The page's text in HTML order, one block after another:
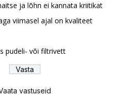
ja lõhn ei kannata kriitikat
viimasel ajal on kvaliteet
pudeli- või filtrivett
vastuseid